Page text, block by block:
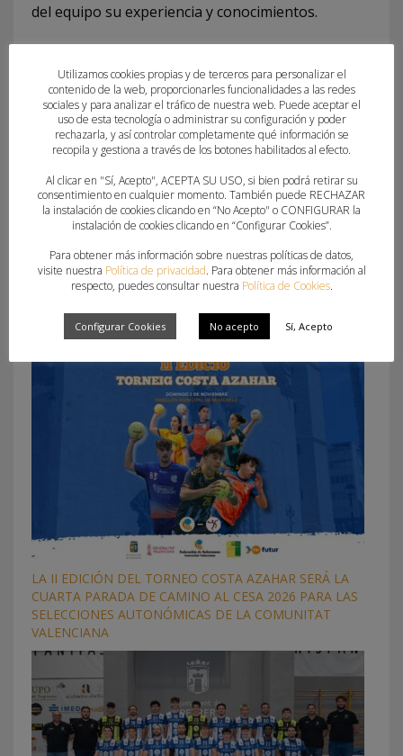
del equipo su experiencia y conocimientos.
balonmano y a quien siempre recordaremos por
su compromiso y calidez. Descanse en paz.
ETIQUETADO BAJO:
What you can read next
LA II EDICIÓN DEL TORNEO COSTA AZAHAR SERÁ LA
CUARTA PARADA DE CAMINO AL CESA 2026 PARA LAS
SELECCIONES AUTONÓMICAS DE LA COMUNITAT
VALENCIANA
Utilizamos cookies propias y de terceros para personalizar el
contenido de la web, proporcionarles funcionalidades a las redes
sociales y para analizar el tráfico de nuestra web. Puede aceptar el
uso de esta tecnología o administrar su configuración y poder
rechazarla, y así controlar completamente qué información se
recopila y gestiona a través de los botones habilitados al efecto.
Al clicar en "Sí, Acepto", ACEPTA SU USO, si bien podrá retirar su
consentimiento en cualquier momento. También puede RECHAZAR
la instalación de cookies clicando en “No Acepto" o CONFIGURAR la
instalación de cookies clicando en “Configurar Cookies”.
Para obtener más información sobre nuestras políticas de datos,
visite nuestra Política de privacidad. Para obtener más información al
respecto, puedes consultar nuestra Política de Cookies.
Configurar Cookies No acepto Sí, Acepto